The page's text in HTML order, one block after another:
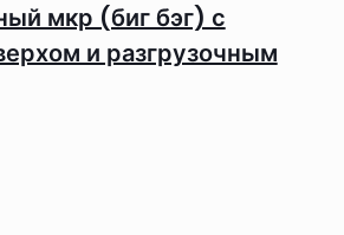
мкр (биг бэг) с
и разгрузочным